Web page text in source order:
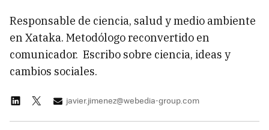
Responsable de ciencia, salud y medio ambiente
en Xataka. Metodólogo reconvertido en
comunicador. Escribo sobre ciencia, ideas y
cambios sociales.
javier.jimenez@webedia-group.com